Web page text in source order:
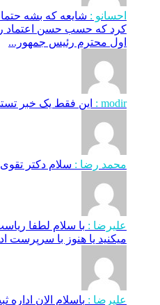
احسانو : شایعه که بشه
کرد که حسب حسن اعتماد
اول محترم رئیس جمهور...
modir : این فقط یک خبر
محمد رضا : سلام دکتر
علیرضا : با سلام لطفا
میکنید یا هنوز با سرپرست
علیرضا : باسلام الان اداره